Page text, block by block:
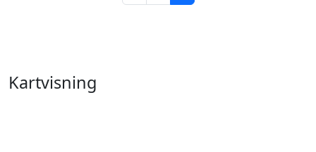
Kartvisning